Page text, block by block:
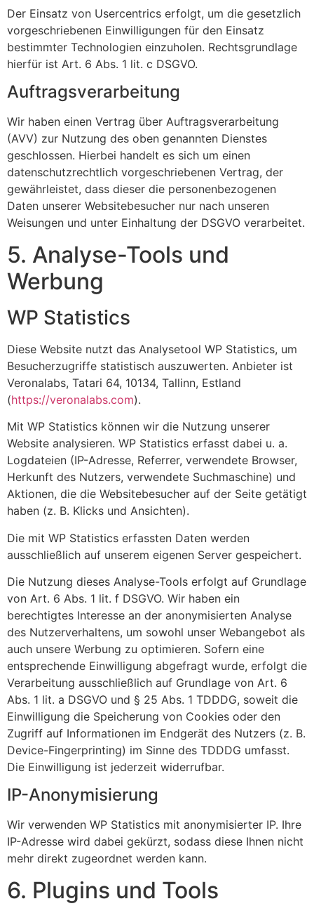
Der Einsatz von Usercentrics erfolgt, um die gesetzlich
vorgeschriebenen Einwilligungen für den Einsatz
bestimmter Technologien einzuholen. Rechtsgrundlage
hierfür ist Art. 6 Abs. 1 lit. c DSGVO.
Auftragsverarbeitung
Wir haben einen Vertrag über Auftragsverarbeitung
(AVV) zur Nutzung des oben genannten Dienstes
geschlossen. Hierbei handelt es sich um einen
datenschutzrechtlich vorgeschriebenen Vertrag, der
gewährleistet, dass dieser die personenbezogenen
Daten unserer Websitebesucher nur nach unseren
Weisungen und unter Einhaltung der DSGVO verarbeitet.
5. Analyse-Tools und
Werbung
WP Statistics
Diese Website nutzt das Analysetool WP Statistics, um
Besucherzugriffe statistisch auszuwerten. Anbieter ist
Veronalabs, Tatari 64, 10134, Tallinn, Estland
(https://veronalabs.com).
Mit WP Statistics können wir die Nutzung unserer
Website analysieren. WP Statistics erfasst dabei u. a.
Logdateien (IP-Adresse, Referrer, verwendete Browser,
Herkunft des Nutzers, verwendete Suchmaschine) und
Aktionen, die die Websitebesucher auf der Seite getätigt
haben (z. B. Klicks und Ansichten).
Die mit WP Statistics erfassten Daten werden
ausschließlich auf unserem eigenen Server gespeichert.
Die Nutzung dieses Analyse-Tools erfolgt auf Grundlage
von Art. 6 Abs. 1 lit. f DSGVO. Wir haben ein
berechtigtes Interesse an der anonymisierten Analyse
des Nutzerverhaltens, um sowohl unser Webangebot als
auch unsere Werbung zu optimieren. Sofern eine
entsprechende Einwilligung abgefragt wurde, erfolgt die
Verarbeitung ausschließlich auf Grundlage von Art. 6
Abs. 1 lit. a DSGVO und § 25 Abs. 1 TDDDG, soweit die
Einwilligung die Speicherung von Cookies oder den
Zugriff auf Informationen im Endgerät des Nutzers (z. B.
Device-Fingerprinting) im Sinne des TDDDG umfasst.
Die Einwilligung ist jederzeit widerrufbar.
IP-Anonymisierung
Wir verwenden WP Statistics mit anonymisierter IP. Ihre
IP-Adresse wird dabei gekürzt, sodass diese Ihnen nicht
mehr direkt zugeordnet werden kann.
6. Plugins und Tools